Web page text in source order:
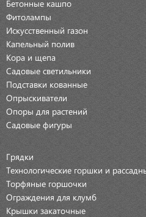
Бетонные кашпо
Фитолампы
Искусственный газон
Капельный полив
Кора и щепа
Садовые светильники
Подставки кованные
Опрыскиватели
Опоры для растений
Садовые фигуры
Грядки
Технологические горшки и
Торфяные горшочки
Ограждения для клумб
Крышки закаточные